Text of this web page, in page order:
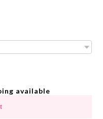
available